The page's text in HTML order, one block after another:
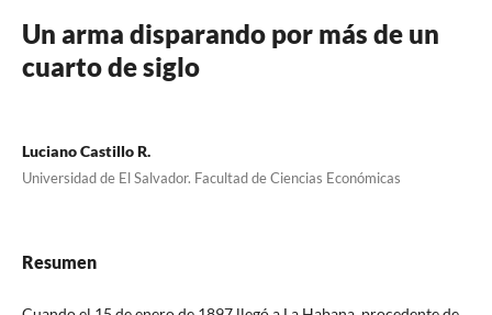
Un arma disparando por más de un
cuarto de siglo
Luciano Castillo R.
Universidad de El Salvador. Facultad de Ciencias Económicas
Resumen